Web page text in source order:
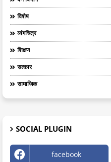
विशेष
व्यंगचित्र
शिक्षण
सत्कार
सामाजिक
SOCIAL PLUGIN
facebook